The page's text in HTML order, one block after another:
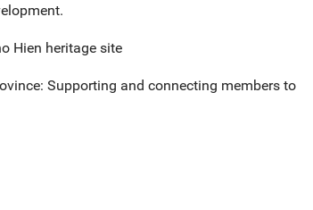
Hien heritage site
Supporting and connecting members to